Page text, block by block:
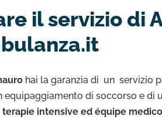
il servizio di
hai la garanzia di un servizio
di soccorso e di
terapie intensive ed équipe